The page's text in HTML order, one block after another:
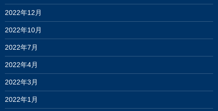
2022年12月
2022年10月
2022年7月
2022年4月
2022年3月
2022年1月